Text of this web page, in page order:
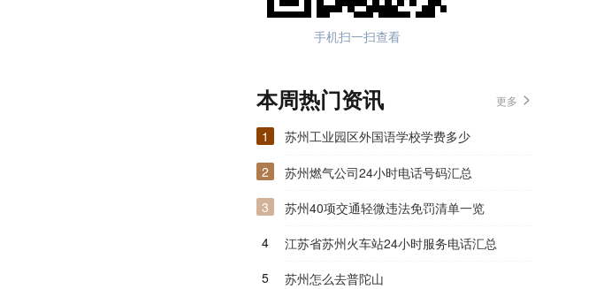
手机扫一扫查看
本周热门资讯 更多
1
苏州工业园区外国语学校学费多少
2
苏州燃气公司24小时电话号码汇总
3
苏州40项交通轻微违法免罚清单一览
4
江苏省苏州火车站24小时服务电话汇总
5
苏州怎么去普陀山